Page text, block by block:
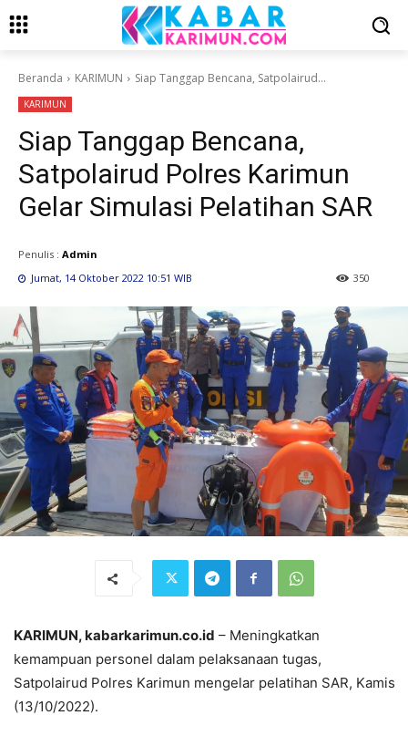
Beranda KARIMUN Siap Tanggap Bencana, Satpolairud...
KARIMUN
Siap Tanggap Bencana,
Satpolairud Polres Karimun
Gelar Simulasi Pelatihan SAR
Penulis : Admin
Jumat, 14 Oktober 2022 10:51 WIB
350
KARIMUN, kabarkarimun.co.id – Meningkatkan
kemampuan personel dalam pelaksanaan tugas,
Satpolairud Polres Karimun mengelar pelatihan SAR, Kamis
(13/10/2022).